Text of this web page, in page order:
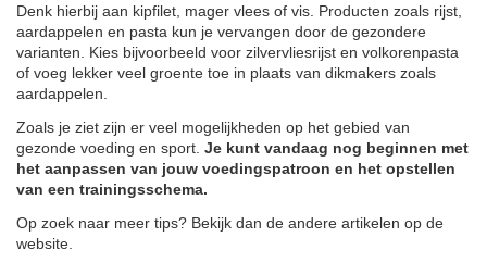
Denk hierbij aan kipfilet, mager vlees of vis. Producten zoals rijst,
aardappelen en pasta kun je vervangen door de gezondere
varianten. Kies bijvoorbeeld voor zilvervliesrijst en volkorenpasta
of voeg lekker veel groente toe in plaats van dikmakers zoals
aardappelen.
Zoals je ziet zijn er veel mogelijkheden op het gebied van
gezonde voeding en sport. Je kunt vandaag nog beginnen met
het aanpassen van jouw voedingspatroon en het opstellen
van een trainingsschema.
Op zoek naar meer tips? Bekijk dan de andere artikelen op de
website.